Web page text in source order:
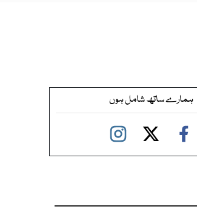
ہمارے ساتھ شامل ہوں